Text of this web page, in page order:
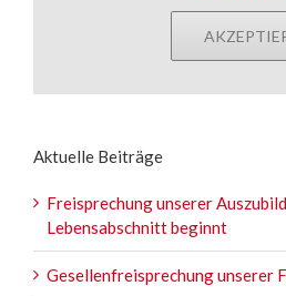
Aktuelle Beiträge
Freisprechung unserer
Lebensabschnitt beginnt
Gesellenfreisprechung unserer